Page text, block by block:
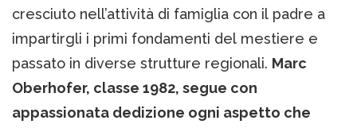
cresciuto nell’attività di famiglia con il padre a
impartirgli i primi fondamenti del mestiere e
passato in diverse strutture regionali. Marc
Oberhofer, classe 1982, segue con
appassionata dedizione ogni aspetto che